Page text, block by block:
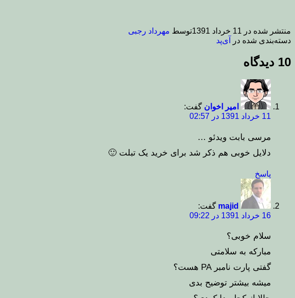
منتشر شده در 11 خرداد 1391 توسط مهرداد رجبی
دسته‌بندی شده در
آی‌پد
10 دیدگاه
امیر اخوان گفت:
11 خرداد 1391 در 02:57
مرسی بابت ویدئو …
دلایل خوبی هم ذکر شد برای خرید یک تبلت 🙂
پاسخ
majid گفت:
16 خرداد 1391 در 09:22
سلام خوبی؟
مبارکه به سلامتی
گفتی پارت نامبر PA هست؟
میشه بیشتر توضیح بدی